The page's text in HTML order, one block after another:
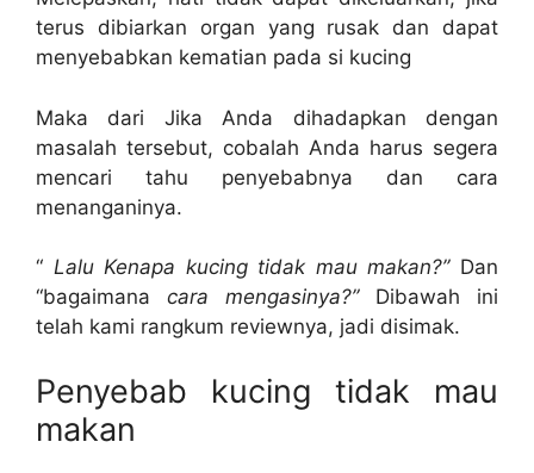
terus dibiarkan organ yang rusak dan dapat
menyebabkan kematian pada si kucing
Maka dari Jika Anda dihadapkan dengan
masalah tersebut, cobalah Anda harus segera
mencari tahu penyebabnya dan cara
menanganinya.
“ Lalu Kenapa kucing tidak mau makan?”Dan
“bagaimana cara mengasinya?”Dibawah ini
telah kami rangkum reviewnya, jadi disimak.
Penyebab kucing tidak mau
makan